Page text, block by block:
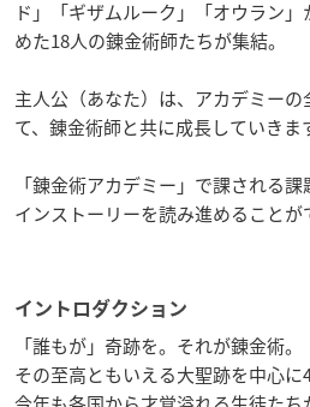
ド」「ギザムルーク」「オウラン
めた18人の錬金術師たちが集結。
主人公（あなた）は、アカデミーの
て、錬金術師と共に成長していきま
「錬金術アカデミー」で課される
インストーリーを読み進めることが
イントロダクション
「誰もが」奇跡を。それが錬金術。
その至高ともいえる大聖跡を中心に